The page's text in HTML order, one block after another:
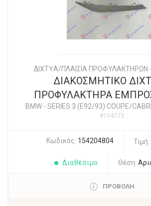
ΔΙΧΤYΑ/ΠΛΑΙΣΙΑ ΠΡΟΦΥΛΑΚΤΗΡΩΝ -
ΔΙΑΚΟΣΜΗΤΙΚΟ
ΠΡΟΦΥΛΑΚΤΗΡΑ
BMW - SERIES 3 (E92/93) COUPE/
#104723
Κωδικός: 154204804 Τιμή:
Διαθέσιμο Θέση:
ΠΡΟΒΟΛΗ